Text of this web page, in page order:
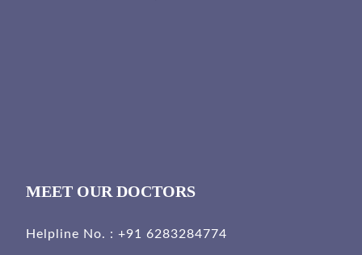
MEET OUR DOCTORS
Helpline No. : +91 6283284774